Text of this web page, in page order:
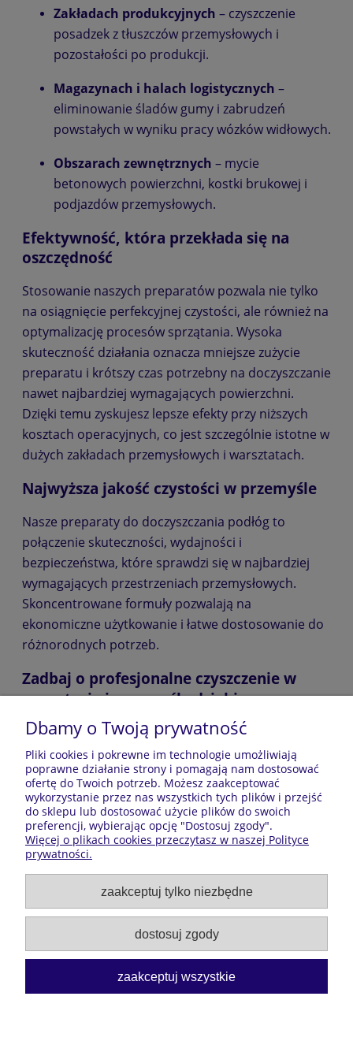
Zakładach produkcyjnych – czyszczenie
posadzek z tłuszczów przemysłowych i
pozostałości po produkcji.
Magazynach i halach logistycznych –
eliminowanie śladów gumy i zabrudzeń
powstałych w wyniku pracy wózków widłowych.
Obszarach zewnętrznych – mycie
betonowych powierzchni, kostki brukowej i
podjazdów przemysłowych.
Efektywność, która przekłada się na
oszczędność
Stosowanie naszych preparatów pozwala nie tylko
na osiągnięcie perfekcyjnej czystości, ale również na
optymalizację procesów sprzątania. Wysoka
skuteczność działania oznacza mniejsze zużycie
preparatu i krótszy czas potrzebny na doczyszczanie
nawet najbardziej wymagających powierzchni.
Dzięki temu zyskujesz lepsze efekty przy niższych
kosztach operacyjnych, co jest szczególnie istotne w
dużych zakładach przemysłowych i warsztatach.
Najwyższa jakość czystości w przemyśle
Nasze preparaty do doczyszczania podłóg to
połączenie skuteczności, wydajności i
bezpieczeństwa, które sprawdzi się w najbardziej
wymagających przestrzeniach przemysłowych.
Skoncentrowane formuły pozwalają na
ekonomiczne użytkowanie i łatwe dostosowanie do
różnorodnych potrzeb.
Zadbaj o profesjonalne czyszczenie w
warsztacie i przemyśle dzięki naszym
specjalistycznym środkom!
Pomoc
Moje konto
Płatności i dostawa
Informacje
O nas
HMM Cleaning SolutionsJerzmanowska 107a, 54-530
Wrocław Tel:726 432 792Email:
Dbamy o Twoją prywatność
Pliki cookies i pokrewne im technologie umożliwiają
poprawne działanie strony i pomagają nam dostosować
ofertę do Twoich potrzeb. Możesz zaakceptować
wykorzystanie przez nas wszystkich tych plików i przejść
do sklepu lub dostosować użycie plików do swoich
preferencji, wybierając opcję "Dostosuj zgody".
Więcej o plikach cookies przeczytasz w naszej Polityce
prywatności.
zaakceptuj tylko niezbędne
dostosuj zgody
zaakceptuj wszystkie